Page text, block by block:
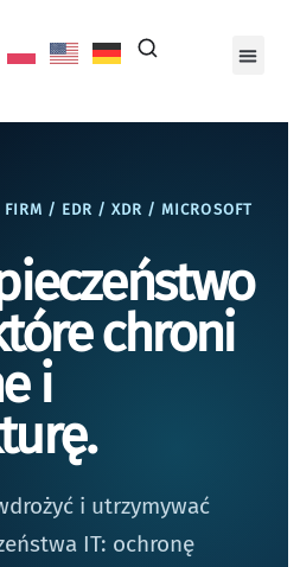
FIRM / EDR / XDR / MICROSOFT
chroni
i
i utrzymywać
IT: ochronę